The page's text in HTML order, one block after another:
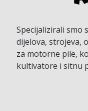
Specijalizirali smo
dijelova, strojeva,
za motorne pile,
kultivatore i sitnu